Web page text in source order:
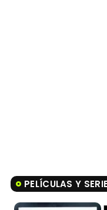
PELÍCULAS Y